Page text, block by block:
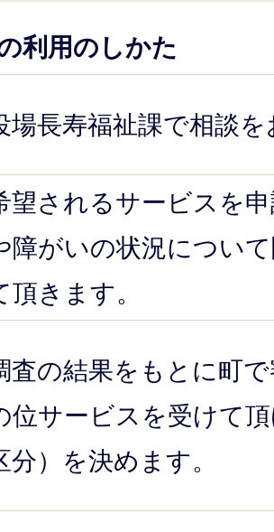
利用のしかた
場長寿福祉課で相談
望されるサービスを
障がいの状況につい
頂きます。
査の結果をもとに町
位サービスを受けて
分）を決めます。